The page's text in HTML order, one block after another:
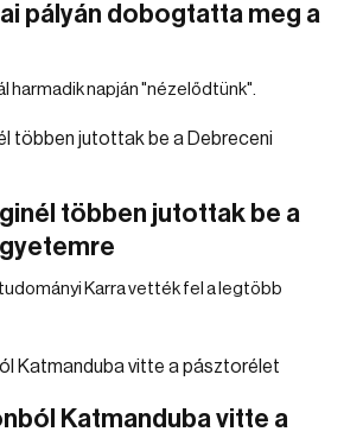
pályán dobogtatta meg a
harmadik napján "nézelődtünk".
többen jutottak be a
Karra vették fel a legtöbb
Katmanduba vitte a